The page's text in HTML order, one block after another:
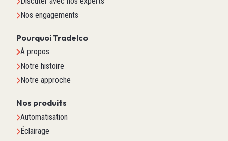
Nos engagements
Pourquoi Tradelco
À propos
Notre histoire
Notre approche
Nos produits
Automatisation
Éclairage